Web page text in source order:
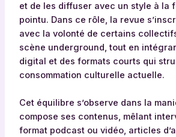
et de les diffuser avec un style à la
pointu. Dans ce rôle, la revue
avec la volonté de certains
scène underground, tout en
digital et des formats courts qui
consommation culturelle actuelle.
Cet équilibre s’observe dans la
compose ses contenus, mêlant
format podcast ou vidéo, articles